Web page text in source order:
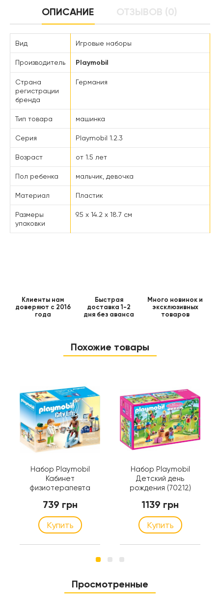
ОПИСАНИЕ ОТЗЫВОВ (0)
Вид Игровые наборы
Производитель Playmobil
Страна
регистрации
бренда
Германия
Тип товара машинка
Серия Playmobil 1.2.3
Возраст от 1.5 лет
Пол ребенка мальчик, девочка
Материал Пластик
Размеры
упаковки
9.5 x 14.2 x 18.7 см
Клиенты нам
доверяют с 2016
года
Быстрая
доставка 1-2
дня без аванса
Много новинок и
эксклюзивных
товаров
Похожие товары
Набор Playmobil
Кабинет
физиотерапевта
739 грн
Купить
Набор Playmobil
Детский день
рождения (70212)
1139 грн
Купить
Просмотренные